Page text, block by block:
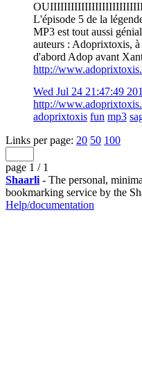
L'épisode 5 de la
MP3 est tout aussi
auteurs : Adoprixtoxis,
d'abord Adop avant
http://
Wed Jul 24 21:47:49
http://
adoprixtoxis fun mp3
Links per page: 20 50 100
page 1 / 1
Shaarli - The personal,
bookmarking service by the
Help/documentation